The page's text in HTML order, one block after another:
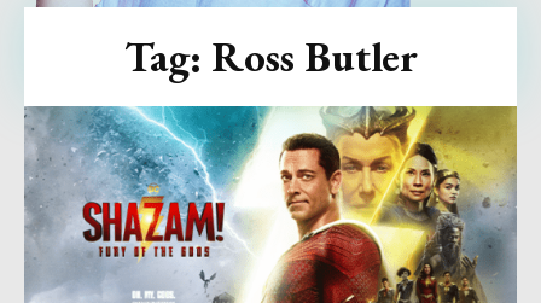
Tag: Ross Butler